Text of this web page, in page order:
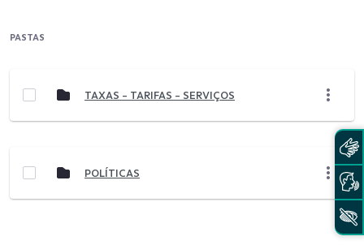
PASTAS
TAXAS - TARIFAS - SERVIÇOS
POLÍTICAS